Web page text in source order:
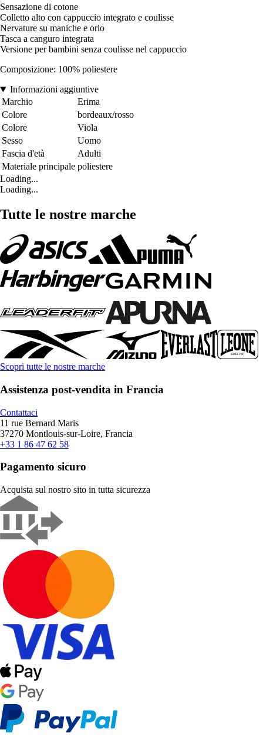
Sensazione di cotone
Colletto alto con cappuccio integrato e coulisse
Nervature su maniche e orlo
Tasca a canguro integrata
Versione per bambini senza coulisse nel cappuccio
Composizione: 100% poliestere
Informazioni aggiuntive
Marchio
Erima
Colore
bordeaux/rosso
Colore
Viola
Sesso
Uomo
Fascia d'età
Adulti
Materiale principale poliestere
Loading...
Loading...
Tutte le nostre marche
Scopri tutte le nostre marche
Assistenza post-vendita in Francia
Contattaci
11 rue Bernard Maris
37270 Montlouis-sur-Loire, Francia
+33 1 86 47 62 58
Pagamento sicuro
Acquista sul nostro sito in tutta sicurezza